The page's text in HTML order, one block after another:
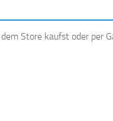
Store kaufst oder per